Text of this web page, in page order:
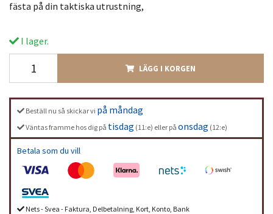
fästa på din taktiska utrustning,
I lager.
LÄGG I KORGEN
Beställ nu så skickar vi på måndag
Väntas framme hos dig på tisdag (11:e) eller på onsdag (12:e)
Betala som du vill
Nets - Svea - Faktura, Delbetalning, Kort, Konto, Bank